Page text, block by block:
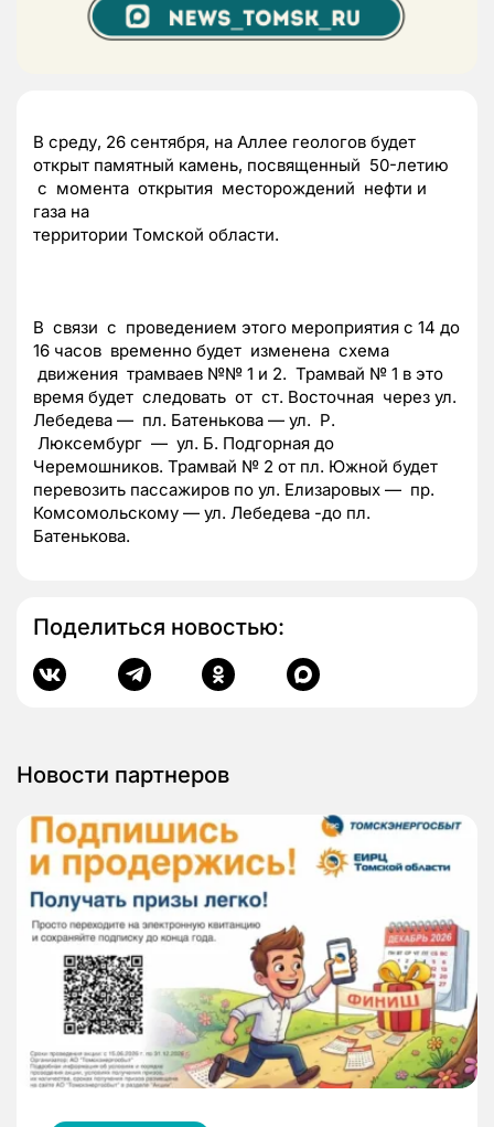
В среду, 26 сентября, на Аллее геологов будет
открыт памятный камень, посвященный 50-летию
с момента открытия месторождений нефти и
газа на
территории Томской области.
В связи с проведением этого мероприятия с 14 до
16 часов временно будет изменена схема
движения трамваев №№ 1 и 2. Трамвай № 1 в это
время будет следовать от ст. Восточная через ул.
Лебедева — пл. Батенькова — ул. Р.
Люксембург — ул. Б. Подгорная до
Черемошников. Трамвай № 2 от пл. Южной будет
перевозить пассажиров по ул. Елизаровых — пр.
Комсомольскому — ул. Лебедева -до пл.
Батенькова.
Поделиться новостью:
Новости партнеров